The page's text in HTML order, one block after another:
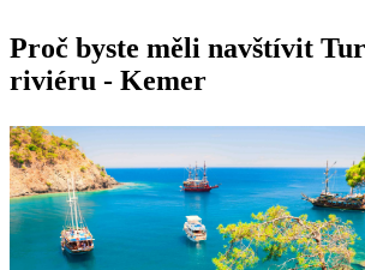
Proč byste měli navštívit
riviéru - Kemer